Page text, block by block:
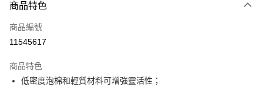
信用卡一次付款
超商取貨付款
運送方式
商品特色
商品編號
11545617
商品特色
低密度泡棉和輕質材料可增強靈活性；